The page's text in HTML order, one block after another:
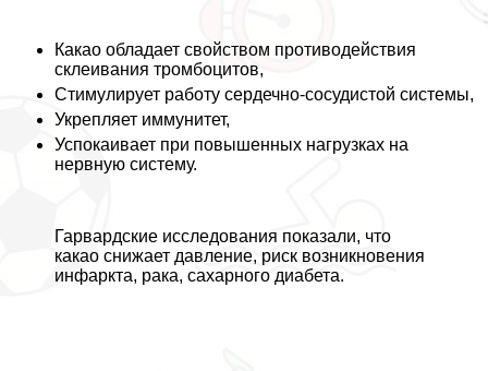
Какао обладает свойством противодействия
склеивания тромбоцитов,
Стимулирует работу сердечно-сосудистой системы,
Укрепляет иммунитет,
Успокаивает при повышенных нагрузках на
нервную систему.
Гарвардские исследования показали, что
какао снижает давление, риск возникновения
инфаркта, paка, сахарного диабета.